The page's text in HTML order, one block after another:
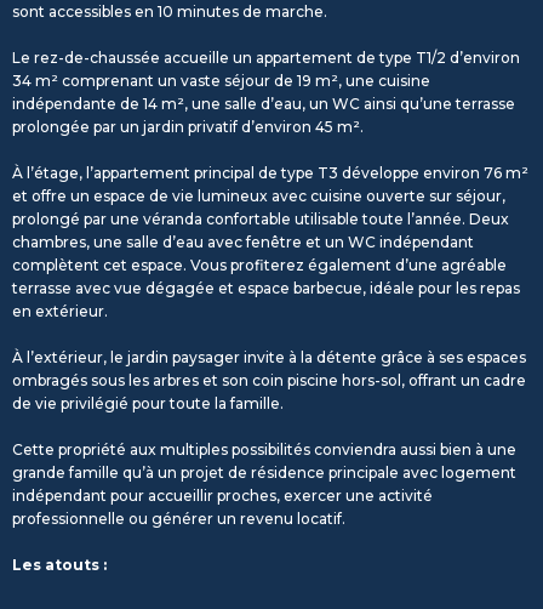
sont accessibles en 10 minutes de marche.
Le rez-de-chaussée accueille un appartement de type T1/2 d’environ
34 m² comprenant un vaste séjour de 19 m², une cuisine
indépendante de 14 m², une salle d’eau, un WC ainsi qu’une terrasse
prolongée par un jardin privatif d’environ 45 m².
À l’étage, l’appartement principal de type T3 développe environ 76 m²
et offre un espace de vie lumineux avec cuisine ouverte sur séjour,
prolongé par une véranda confortable utilisable toute l’année. Deux
chambres, une salle d’eau avec fenêtre et un WC indépendant
complètent cet espace. Vous profiterez également d’une agréable
terrasse avec vue dégagée et espace barbecue, idéale pour les repas
en extérieur.
À l’extérieur, le jardin paysager invite à la détente grâce à ses espaces
ombragés sous les arbres et son coin piscine hors-sol, offrant un cadre
de vie privilégié pour toute la famille.
Cette propriété aux multiples possibilités conviendra aussi bien à une
grande famille qu’à un projet de résidence principale avec logement
indépendant pour accueillir proches, exercer une activité
professionnelle ou générer un revenu locatif.
Les atouts :